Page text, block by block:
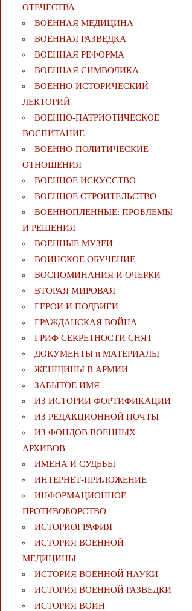
ОТЕЧЕСТВА
ВОЕННАЯ МЕДИЦИНА
ВОЕННАЯ РАЗВЕДКА
ВОЕННАЯ РЕФОРМА
ВОЕННАЯ СИМВОЛИКА
ВОЕННО-ИСТОРИЧЕСКИЙ
ЛЕКТОРИЙ
ВОЕННО-ПАТРИОТИЧЕСКОЕ
ВОСПИТАНИЕ
ВОЕННО-ПОЛИТИЧЕСКИE
ОТНОШЕНИЯ
ВОЕННОЕ ИСКУССТВО
ВОЕННОЕ СТРОИТЕЛЬСТВО
ВОЕННОПЛЕННЫЕ: ПРОБЛЕМЫ
И РЕШЕНИЯ
ВОЕННЫЕ МУЗЕИ
ВОИНСКОЕ ОБУЧЕНИЕ
ВОСПОМИНАНИЯ И ОЧЕРКИ
ВТОРАЯ МИРОВАЯ
ГЕРОИ И ПОДВИГИ
ГРАЖДАНСКАЯ ВОЙНА
ГРИФ СЕКРЕТНОСТИ СНЯТ
ДОКУМЕНТЫ и МАТЕРИАЛЫ
ЖЕНЩИНЫ В АРМИИ
ЗАБЫТОЕ ИМЯ
ИЗ ИСТОРИИ ФОРТИФИКАЦИИ
ИЗ РЕДАКЦИОННОЙ ПОЧТЫ
ИЗ ФОНДОВ ВОЕННЫХ
АРХИВОВ
ИМЕНА И СУДЬБЫ
ИНТЕРНЕТ-ПРИЛОЖЕНИЕ
ИНФОРМАЦИОННОЕ
ПРОТИВОБОРСТВО
ИСТОРИОГРАФИЯ
ИСТОРИЯ ВОЕННОЙ
МЕДИЦИНЫ
ИСТОРИЯ ВОЕННОЙ НАУКИ
ИСТОРИЯ ВОЕННОЙ РАЗВЕДКИ
ИСТОРИЯ ВОИН